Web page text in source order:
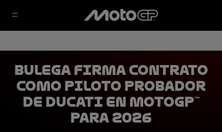
Bulega firma contrato
como piloto probador
de Ducati en MotoGP™
para 2026